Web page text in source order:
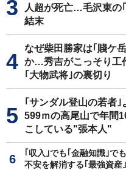
人超が死亡…毛沢東の
結末
なぜ柴田勝家は｢賤ケ
か…秀吉がこっそり工
｢大物武将｣の裏切り
｢サンダル登山の若者
599ｍの高尾山で年間
こしている"張本人"
｢収入｣でも｢金融知識｣で
不安を解消する｢最強資産